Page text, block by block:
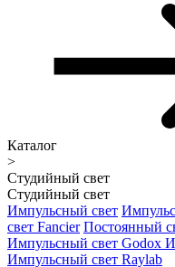
Каталог
>
Студийный свет
Студийный свет
Импульсный свет
свет Fancier Постоянный
Импульсный свет Godox
Импульсный свет Raylab